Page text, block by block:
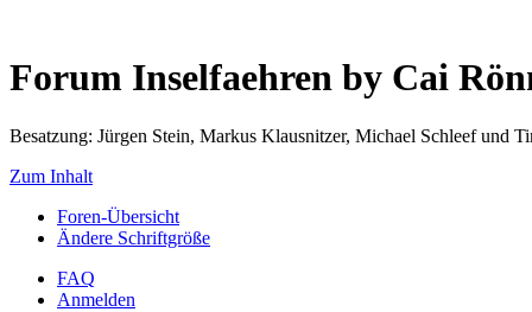
Forum Inselfaehren by Cai
Besatzung: Jürgen Stein, Markus Klausnitzer, Michael Schleef und
Zum Inhalt
Foren-Übersicht
Ändere Schriftgröße
FAQ
Anmelden